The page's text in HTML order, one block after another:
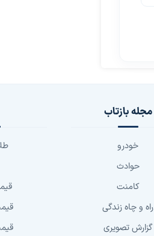
مجله بازتاب
خودرو
حوادث
کامنت
راه و چاه زندگی
گزارش تصویری